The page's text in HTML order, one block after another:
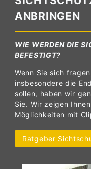
ANBRINGEN
WIE WERDEN DIE
BEFESTIGT?
Wenn Sie sich
insbesondere die
sollen, haben wir
Sie. Wir zeigen
Möglichkeiten mit
Ratgeber